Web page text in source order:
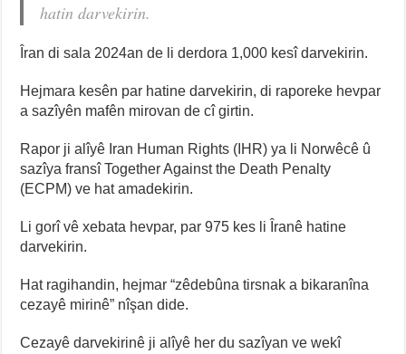
hatin darvekirin.
Îran di sala 2024an de li derdora 1,000 kesî darvekirin.
Hejmara kesên par hatine darvekirin, di raporeke hevpar
a sazîyên mafên mirovan de cî girtin.
Rapor ji alîyê Iran Human Rights (IHR) ya li Norwêcê û
sazîya fransî Together Against the Death Penalty
(ECPM) ve hat amadekirin.
Li gorî vê xebata hevpar, par 975 kes li Îranê hatine
darvekirin.
Hat ragihandin, hejmar “zêdebûna tirsnak a bikaranîna
cezayê mirinê” nîşan dide.
Cezayê darvekirinê ji alîyê her du sazîyan ve wekî